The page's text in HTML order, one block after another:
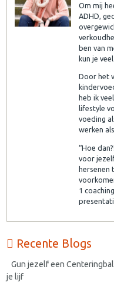
Om mij
ADHD,
ben van
kun je
Door het
heb ik
lifestyle
voeding
werken
“Hoe
voor
hersenen
1
Recente Blogs
Gun jezelf een
je lijf